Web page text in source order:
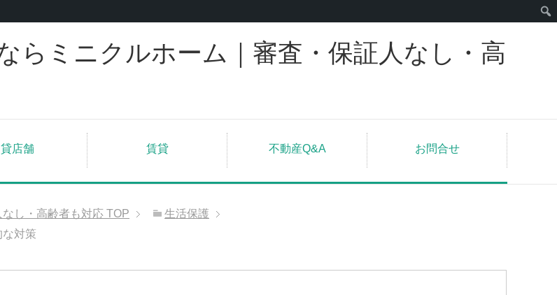
らミニクルホーム｜審査・保証人なし・高
貸店舗 賃貸 不動産Q&A お問合せ
し・高齢者も対応 TOP
生活保護
対策